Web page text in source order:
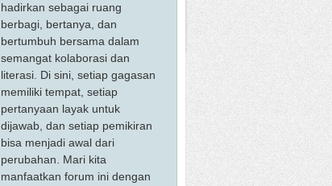
hadirkan sebagai ruang
berbagi, bertanya, dan
bertumbuh bersama dalam
semangat kolaborasi dan
literasi. Di sini, setiap gagasan
memiliki tempat, setiap
pertanyaan layak untuk
dijawab, dan setiap pemikiran
bisa menjadi awal dari
perubahan. Mari kita
manfaatkan forum ini dengan